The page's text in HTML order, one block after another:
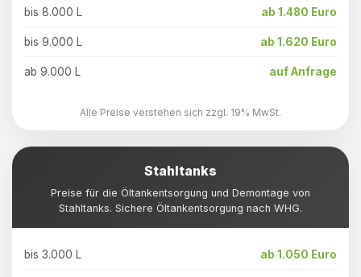
bis 8.000 L ab 1.480 Euro
bis 9.000 L ab 1.620 Euro
ab 9.000 L auf Anfrage
Alle Preise verstehen sich zzgl. 19% MwSt.
Stahltanks
Preise für die Öltankentsorgung und Demontage von
Stahltanks. Sichere Öltankentsorgung nach WHG.
bis 3.000 L ab 1.050 Euro